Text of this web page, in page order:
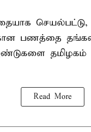
பணத்தை
தமிழகம்
Read More